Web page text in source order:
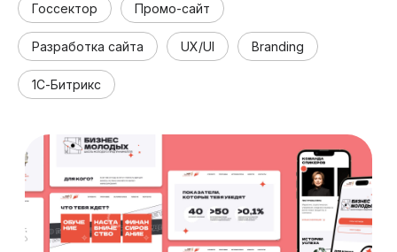
Госсектор Промо-сайт
Разработка сайта UX/UI Branding
1С-Битрикс